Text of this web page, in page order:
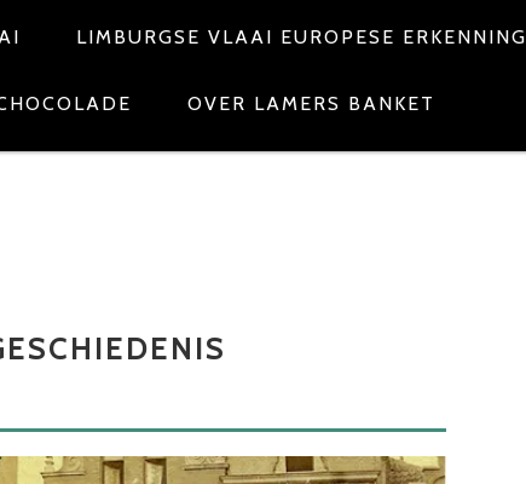
LIMBURGSE VLAAI EUROPESE ERKENNING
OVER LAMERS BANKET